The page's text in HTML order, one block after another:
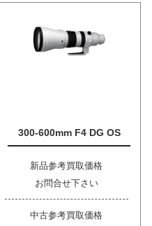
300-600mm F4 DG OS
新品参考買取価格
お問合せ下さい
中古参考買取価格